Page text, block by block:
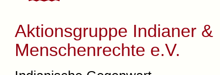
Aktionsgruppe Indianer &
Menschenrechte e.V.